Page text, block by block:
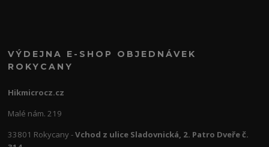
VÝDEJNA E-SHOP OBJEDNÁVEK
ROKYCANY
Hikmicrocz.cz
Malé nám. 219
33801 Rokycany -Vchod z ulice Sladovnická, 2. Patro Dveře č.